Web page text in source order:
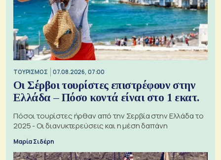
ΤΟΥΡΙΣΜΟΣ 07.08.2026, 07:00
Οι Σέρβοι τουρίστες επιστρέφουν στην
Ελλάδα – Πόσο κοντά είναι στο 1 εκατ.
Πόσοι τουρίστες ήρθαν από την Σερβία στην Ελλάδα το
2025 - Οι διανυκτερεύσεις και η μέση δαπάνη
Μαρία Σιδέρη